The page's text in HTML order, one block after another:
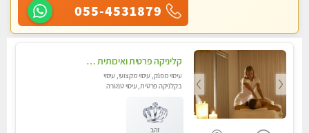
055-4531879
קליניקה פרטית ואיכותית באשדוד 0535019250
עיסוי מפנק, עיסוי מקצועי, עיסוי
בקלניקה פרטית, עיסוי טנטרה
זהב